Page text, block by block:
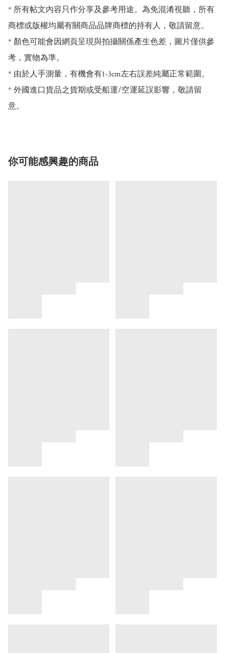
* 所有帖文內容只作分享及參考用途。為免混淆視聽，所有
商標或版權均屬有關商品品牌商標的持有人，敬請留意。
* 顏色可能會因網頁呈現與拍攝關係產生色差，圖片僅供參
考，實物為準。
* 由於人手測量，有機會有1-3cm左右誤差純屬正常範圍。
* 外國進口貨品之貨期或受船運/空運延誤影響，敬請留
意。
你可能感興趣的商品